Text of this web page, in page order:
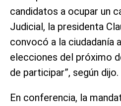
candidatos a ocupar un
Judicial, la presidenta
convocó a la ciudadanía
elecciones del próximo
de participar”, según dijo.
En conferencia, la